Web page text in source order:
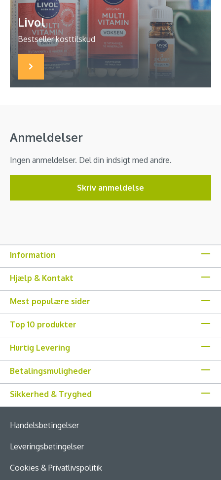
Livol
Bestseller kosttilskud
Anmeldelser
Ingen anmeldelser. Del din indsigt med andre.
Skriv anmeldelse
Information
Hjælp & Kontakt
Mest populære sider
Top 10 produkter
Hurtig Levering
Betalingsmuligheder
Sikkerhed & Tryghed
Handelsbetingelser
Leveringsbetingelser
Cookies & Privatlivspolitik